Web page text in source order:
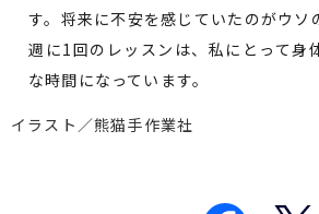
す。将来に不安を感じていたのがウソ
週に1回のレッスンは、私にとって身
な時間になっています。
イラスト／熊猫手作業社